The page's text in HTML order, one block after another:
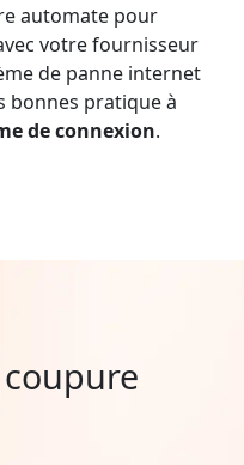
automate pour
votre fournisseur
de panne internet
bonnes pratique à
de connexion.